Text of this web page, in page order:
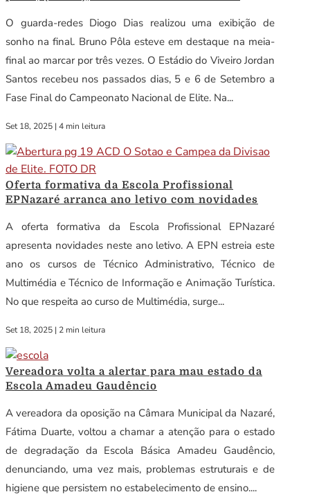
O guarda-redes Diogo Dias realizou uma exibição de
sonho na final. Bruno Pôla esteve em destaque na meia-
final ao marcar por três vezes. O Estádio do Viveiro Jordan
Santos recebeu nos passados dias, 5 e 6 de Setembro a
Fase Final do Campeonato Nacional de Elite. Na...
Set 18, 2025 | 4 min leitura
Oferta formativa da Escola Profissional
EPNazaré arranca ano letivo com novidades
A oferta formativa da Escola Profissional EPNazaré
apresenta novidades neste ano letivo. A EPN estreia este
ano os cursos de Técnico Administrativo, Técnico de
Multimédia e Técnico de Informação e Animação Turística.
No que respeita ao curso de Multimédia, surge...
Set 18, 2025 | 2 min leitura
Vereadora volta a alertar para mau estado da
Escola Amadeu Gaudêncio
A vereadora da oposição na Câmara Municipal da Nazaré,
Fátima Duarte, voltou a chamar a atenção para o estado
de degradação da Escola Básica Amadeu Gaudêncio,
denunciando, uma vez mais, problemas estruturais e de
higiene que persistem no estabelecimento de ensino....